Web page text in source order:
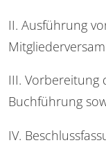
II. Ausführung
III. Vorbereitung
Buchführung
IV.